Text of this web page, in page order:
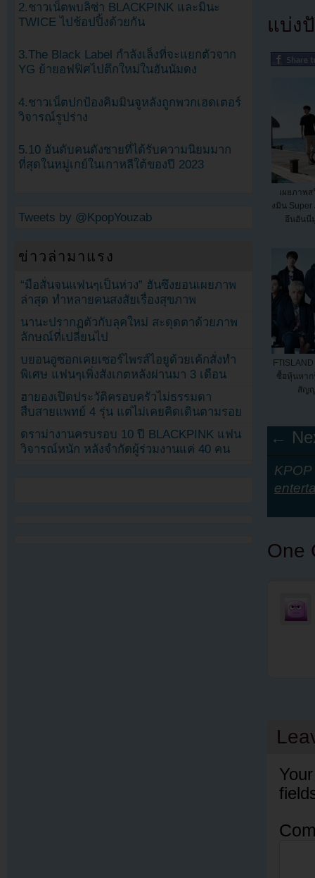
แบ่ง
เผยภาพ
งมิน
อึนฮันนี
ซื้อหุ้นหาก
สัญ
←
One
2.ชาวเน็ตพบลิซ่า BLACKPINK และมินะ
TWICE ไปช้อปปิ้งด้วยกัน
3.The Black Label กำลังเล็งที่จะแยกตัวจาก
YG ย้ายอฟฟิศไปตึกใหม่ในฮันนัมดง
4.ชาวเน็ตปกป้องคิมมินจูหลังถูกพวกเฮดเตอร์
วิจารณ์รูปร่าง
5.10 อันดับคนดังชายที่ได้รับความนิยมมาก
ที่สุดในหมู่เกย์ในเกาหลีใต้ของปี 2023
Tweets by @KpopYouzab
ข่าวล่ามาแรง
“มือสั่นจนแฟนๆเป็นห่วง” ฮันซึงยอนเผยภาพ
ล่าสุด ทำหลายคนสงสัยเรื่องสุขภาพ
นานะปรากฏตัวกับลุคใหม่ สะดุดตาด้วยภาพ
ลักษณ์ที่เปลี่ยนไป
บยอนอูซอกเคยเซอร์ไพรส์ไอยูด้วยเค้กสั่งทำ
พิเศษ แฟนๆเพิ่งสังเกตหลังผ่านมา 3 เดือน
ฮายองเปิดประวัติครอบครัวไม่ธรรมดา
สืบสายแพทย์ 4 รุ่น แต่ไม่เคยคิดเดินตามรอย
ดราม่างานครบรอบ 10 ปี BLACKPINK แฟน
วิจารณ์หนัก หลังจำกัดผู้ร่วมงานแค่ 40 คน